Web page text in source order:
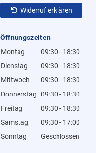
Widerruf erklären
Öffnungszeiten
Montag
09:30 - 18:30
Dienstag
09:30 - 18:30
Mittwoch
09:30 - 18:30
Donnerstag
09:30 - 18:30
Freitag
09:30 - 18:30
Samstag
09:30 - 17:00
Sonntag
Geschlossen